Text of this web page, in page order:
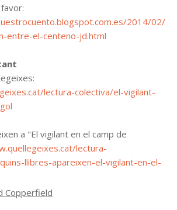
2014/02/
entre-el-centeno-jd.html
lectura-colectiva/el-vigilant-
a "El vigilant en el camp de
lectura-
llibres-apareixen-el-vigilant-en-el-
Copperfield